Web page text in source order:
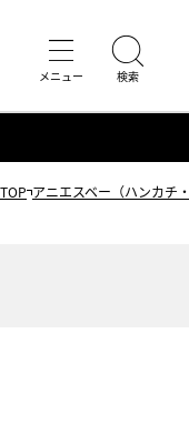
TOP アニエスベー（ハンカチ